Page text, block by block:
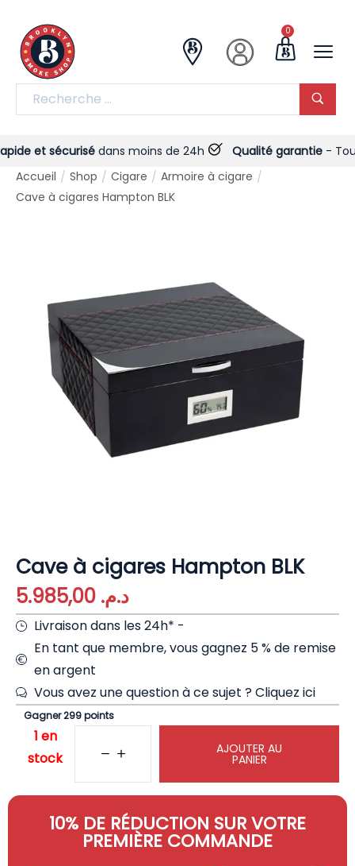
0
et sécurisédans moins de 24h Qualité garantie-
Accueil / Shop / Cigare / Armoire à cigare /
Cave à cigares Hampton BLK
Cave à cigares Hampton BLK
د.م.
Livraison dans les 24h* -
En tant que membre, vous gagnez 5 % de remise
en argent
Vous avez une question à ce sujet ?Cliquez ici
Gagner 299 points
1 en
stock
AJOUTER AU
PANIER
10% DE RÉDUCTION SUR VOTRE
PREMIÈRE COMMANDE